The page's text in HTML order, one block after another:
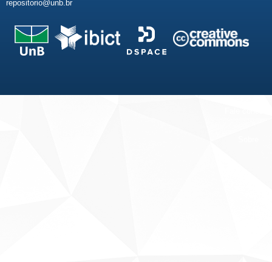
repositorio@unb.br